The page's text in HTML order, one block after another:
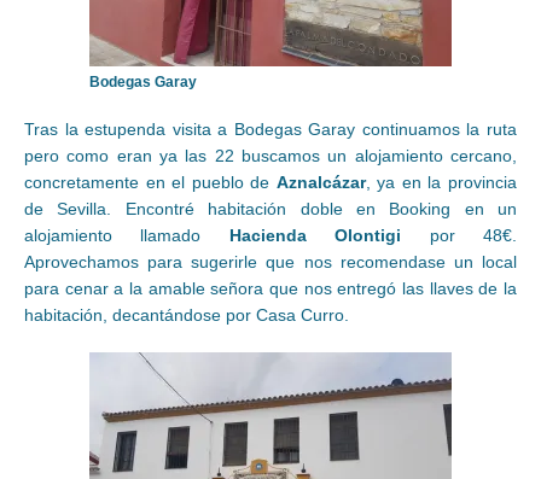
Bodegas Garay
Tras la estupenda visita a Bodegas Garay continuamos la ruta
pero como eran ya las 22 buscamos un alojamiento cercano,
concretamente en el pueblo de Aznalcázar, ya en la provincia
de Sevilla. Encontré habitación doble en Booking en un
alojamiento llamado Hacienda Olontigi por 48€.
Aprovechamos para sugerirle que nos recomendase un local
para cenar a la amable señora que nos entregó las llaves de la
habitación, decantándose por Casa Curro.